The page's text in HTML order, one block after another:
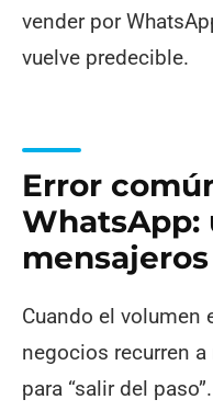
vender por
vuelve predecible.
Error
WhatsApp:
Cuando el volumen
negocios recurren
para “salir del